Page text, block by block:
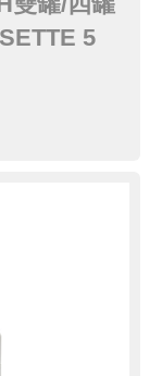
5
最大處理
行8種條
種實驗彈
能成...